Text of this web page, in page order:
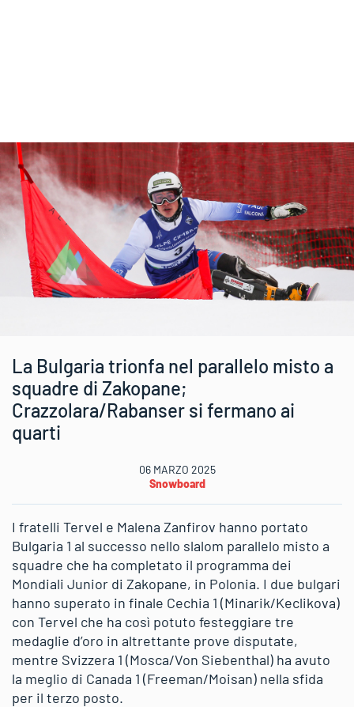
La Bulgaria trionfa nel parallelo misto a
squadre di Zakopane;
Crazzolara/Rabanser si fermano ai
quarti
06 MARZO 2025
Snowboard
I fratelli Tervel e Malena Zanfirov hanno portato
Bulgaria 1 al successo nello slalom parallelo misto a
squadre che ha completato il programma dei
Mondiali Junior di Zakopane, in Polonia. I due bulgari
hanno superato in finale Cechia 1 (Minarik/Keclikova)
con Tervel che ha così potuto festeggiare tre
medaglie d’oro in altrettante prove disputate,
mentre Svizzera 1 (Mosca/Von Siebenthal) ha avuto
la meglio di Canada 1 (Freeman/Moisan) nella sfida
per il terzo posto.